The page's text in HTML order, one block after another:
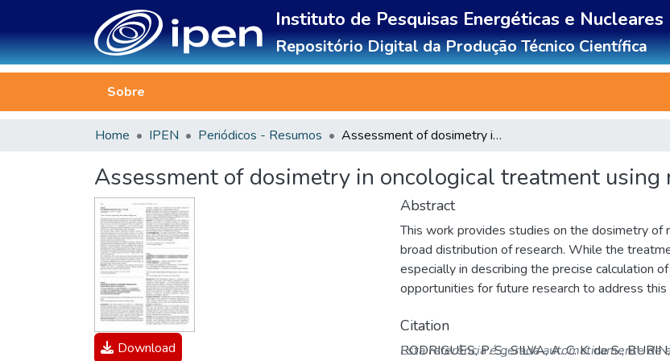
Instituto de Pesquisas Energéticas e Nucleares
Repositório Digital da Produção Técnico Científica
Sobre
Home IPEN Periódicos - Resumos Assessment of dosimetry in oncological treatment using radioactive nanoparticles
Assessment of dosimetry in oncological treatment
Download
Abstract
This work provides studies on the dosimetry of
broad distribution of research. While the
especially in describing the precise calculation
opportunities for future research to address this
Citation
RODRIGUES, P. S.; SILVA, A. C. K. de S.;
Esta referência é gerada automaticamente